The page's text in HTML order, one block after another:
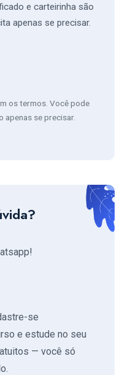
e carteirinha são
apenas se precisar.
os termos. Você pode
se precisar.
se
e estude no seu
— você só